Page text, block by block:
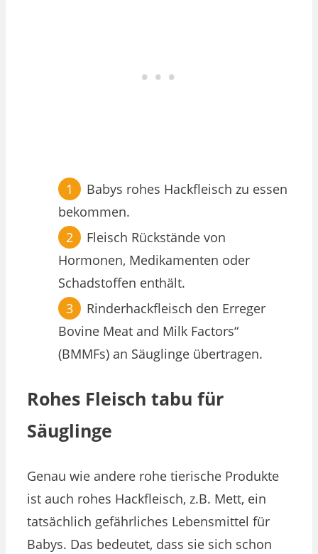
Babys rohes Hackfleisch zu essen
bekommen.
Fleisch Rückstände von
Hormonen, Medikamenten oder
Schadstoffen enthält.
Rinderhackfleisch den Erreger
Bovine Meat and Milk Factors“
(BMMFs) an Säuglinge übertragen.
Rohes Fleisch tabu für
Säuglinge
Genau wie andere rohe tierische Produkte
ist auch rohes Hackfleisch, z.B. Mett, ein
tatsächlich gefährliches Lebensmittel für
Babys. Das bedeutet, dass sie sich schon